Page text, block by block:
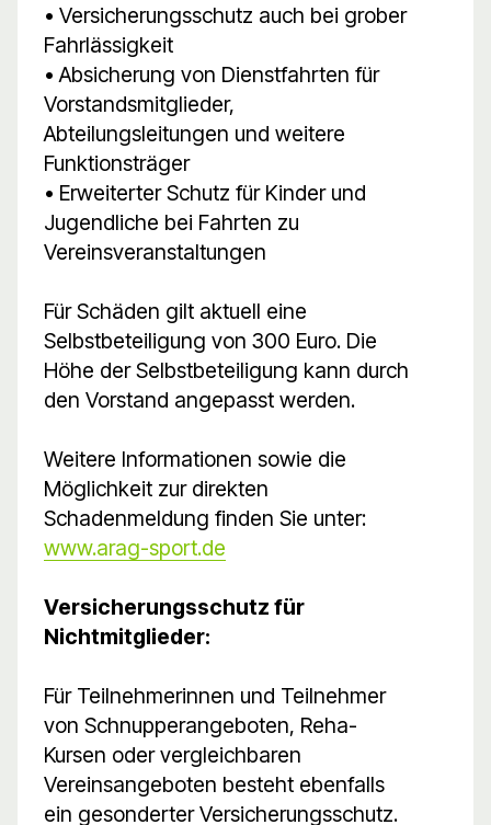
• Versicherungsschutz auch bei grober
Fahrlässigkeit
• Absicherung von Dienstfahrten für
Vorstandsmitglieder,
Abteilungsleitungen und weitere
Funktionsträger
• Erweiterter Schutz für Kinder und
Jugendliche bei Fahrten zu
Vereinsveranstaltungen
Für Schäden gilt aktuell eine
Selbstbeteiligung von 300 Euro. Die
Höhe der Selbstbeteiligung kann durch
den Vorstand angepasst werden.
Weitere Informationen sowie die
Möglichkeit zur direkten
Schadenmeldung finden Sie unter:
www.arag-sport.de
Versicherungsschutz für
Nichtmitglieder:
Für Teilnehmerinnen und Teilnehmer
von Schnupperangeboten, Reha-
Kursen oder vergleichbaren
Vereinsangeboten besteht ebenfalls
ein gesonderter Versicherungsschutz.